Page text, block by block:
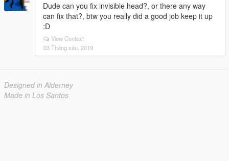
Dude can you fix invisible head?, or there any way
can fix that?, btw you really did a good job keep it up
:D
View Context
03 Tháng sáu, 2019
Designed in Alderney
Made in Los Santos